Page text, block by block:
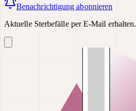
Benachrichtigung abonnieren
Aktuelle Sterbefälle per E-Mail erhalten.